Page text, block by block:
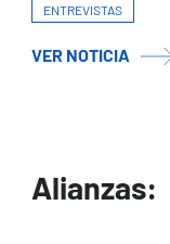
ENTREVISTAS
VER NOTICIA
Alianzas: